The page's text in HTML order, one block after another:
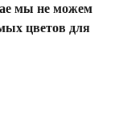
мы не можем
цветов для